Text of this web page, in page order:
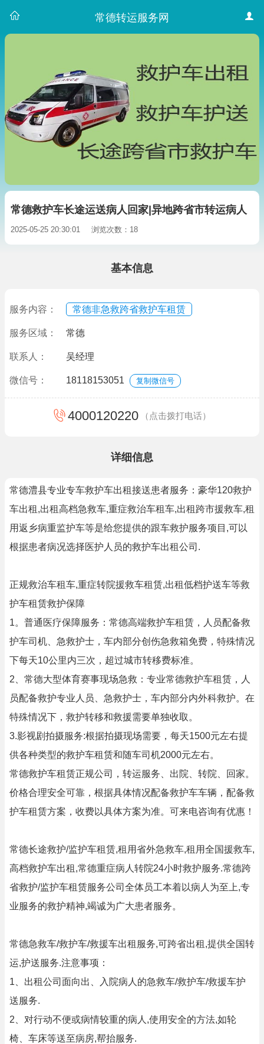
常德转运服务网
常德救护车长途运送病人回家|异地跨省市转运病人
2025-05-25 20:30:01 浏览次数：18
基本信息
服务内容： 常德非急救跨省救护车租赁
服务区域： 常德
联系人： 吴经理
微信号： 18118153051 复制微信号
4000120220 （点击拨打电话）
详细信息
常德澧县专业专车救护车出租接送患者服务：豪华120救护
车出租,出租高档急救车,重症救治车租车,出租跨市援救车,租
用返乡病重监护车等是给您提供的跟车救护服务项目,可以
根据患者病况选择医护人员的救护车出租公司.
正规救治车租车,重症转院援救车租赁,出租低档护送车等救
护车租赁救护保障
1。普通医疗保障服务：常德高端救护车租赁，人员配备救
护车司机、急救护士，车内部分创伤急救箱免费，特殊情况
下每天10公里内三次，超过城市转移费标准。
2、常德大型体育赛事现场急救：专业常德救护车租赁，人
员配备救护专业人员、急救护士，车内部分内外科救护。在
特殊情况下，救护转移和救援需要单独收取。
3.影视剧拍摄服务:根据拍摄现场需要，每天1500元左右提
供各种类型的救护车租赁和随车司机2000元左右。
常德救护车租赁正规公司，转运服务、出院、转院、回家。
价格合理安全可靠，根据具体情况配备救护车车辆，配备救
护车租赁方案，收费以具体方案为准。可来电咨询有优惠！
常德长途救护/监护车租赁,租用省外急救车,租用全国援救车,
高档救护车出租,常德重症病人转院24小时救护服务.常德跨
省救护/监护车租赁服务公司全体员工本着以病人为至上,专
业服务的救护精神,竭诚为广大患者服务。
常德急救车/救护车/救援车出租服务,可跨省出租,提供全国转
运,护送服务.注意事项：
1、出租公司面向出、入院病人的急救车/救护车/救援车护
送服务.
2、对行动不便或病情较重的病人,使用安全的方法,如轮
椅、车床等送至病房,帮抬服务.